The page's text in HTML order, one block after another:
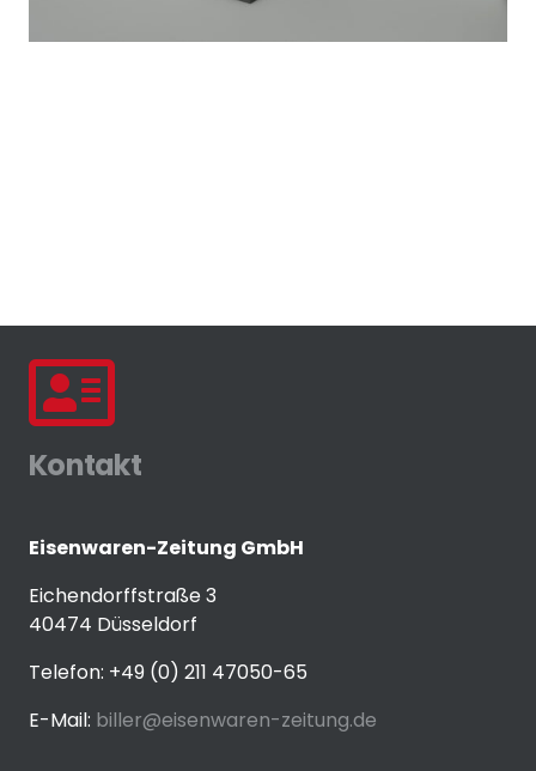
Kontakt
Eisenwaren-Zeitung GmbH
Eichendorffstraße 3
40474 Düsseldorf
Telefon: +49 (0) 211 47050-65
E-Mail: biller@eisenwaren-zeitung.de